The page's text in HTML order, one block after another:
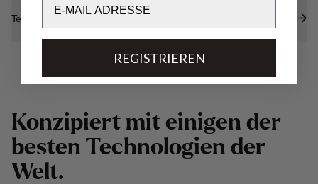
Technische Daten
Konzipiert mit einigen der
besten Technologien der
Welt.
REGISTRIEREN